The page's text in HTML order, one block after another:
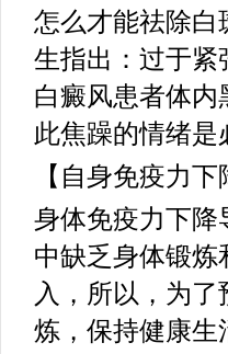
怎么才能祛除白
生指出：过于紧
白癜风患者体
此焦躁的情绪是
【自身免疫力下
身体免疫力下降
中缺乏身体锻
入，所以，为
炼，保持健康生